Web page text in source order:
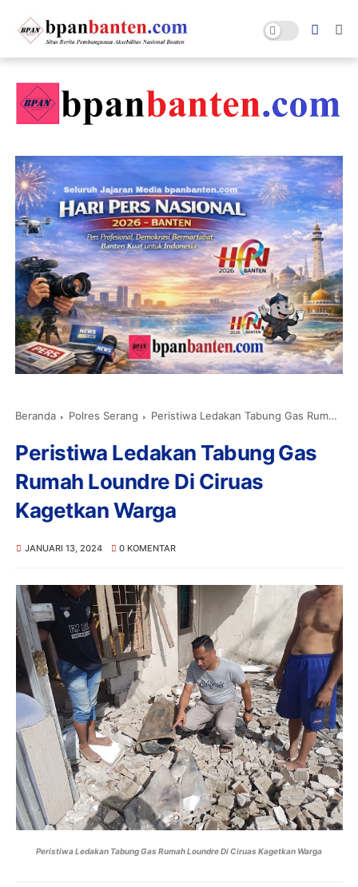
Beranda Polres Serang Peristiwa Ledakan Tabung Gas Rumah Loundre Di Ciruas Kagetkan Warga
Peristiwa Ledakan Tabung Gas
Rumah Loundre Di Ciruas
Kagetkan Warga
JANUARI 13, 2024 0 KOMENTAR
Peristiwa Ledakan Tabung Gas Rumah Loundre Di Ciruas Kagetkan Warga